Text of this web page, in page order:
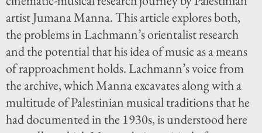
artist Jumana Manna. This article explores both,
the problems in Lachmann’s orientalist research
and the potential that his idea of music as a means
of rapproachment holds. Lachmann’s voice from
the archive, which Manna excavates along with a
multitude of Palestinian musical traditions that he
had documented in the 1930s, is understood here